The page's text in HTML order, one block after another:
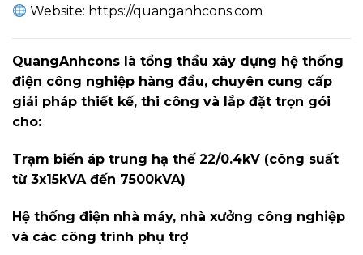
Website: https://quanganhcons.com
QuangAnhcons là tổng thầu xây dựng hệ thống
điện công nghiệp hàng đầu, chuyên cung cấp
giải pháp thiết kế, thi công và lắp đặt trọn gói
cho:
Trạm biến áp trung hạ thế 22/0.4kV (công suất
từ 3x15kVA đến 7500kVA)
Hệ thống điện nhà máy, nhà xưởng công nghiệp
và các công trình phụ trợ